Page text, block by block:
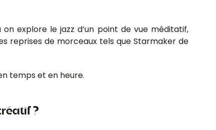
explore le jazz d’un point de vue méditatif,
reprises de morceaux tels que Starmaker de
temps et en heure.
?